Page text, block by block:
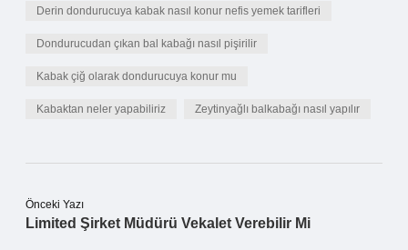
Derin dondurucuya kabak nasıl konur nefis yemek tarifleri
Dondurucudan çıkan bal kabağı nasıl pişirilir
Kabak çiğ olarak dondurucuya konur mu
Kabaktan neler yapabiliriz Zeytinyağlı balkabağı nasıl yapılır
Önceki Yazı
Limited Şirket Müdürü Vekalet Verebilir Mi